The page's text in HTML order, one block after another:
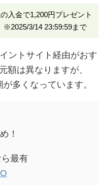
入金で1,200円プレゼント
※2025/3/14 23:59:59まで
ントサイト経由がおす
額は異なりますが、
多くなっています。
！
最有